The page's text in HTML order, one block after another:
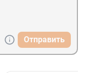
Отправить